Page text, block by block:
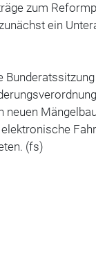
zum
ein
neuen
(fs)